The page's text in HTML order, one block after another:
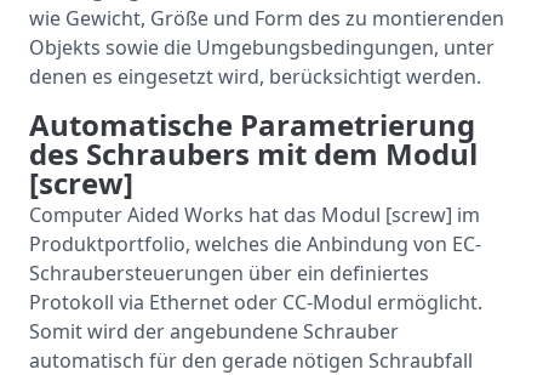
wie Gewicht, Größe und Form des zu montierenden
Objekts sowie die Umgebungsbedingungen, unter
denen es eingesetzt wird, berücksichtigt werden.
Automatische Parametrierung
des Schraubers mit dem Modul
[screw]
Computer Aided Works hat das Modul [screw] im
Produktportfolio, welches die Anbindung von EC-
Schraubersteuerungen über ein definiertes
Protokoll via Ethernet oder CC-Modul ermöglicht.
Somit wird der angebundene Schrauber
automatisch für den gerade nötigen Schraubfall